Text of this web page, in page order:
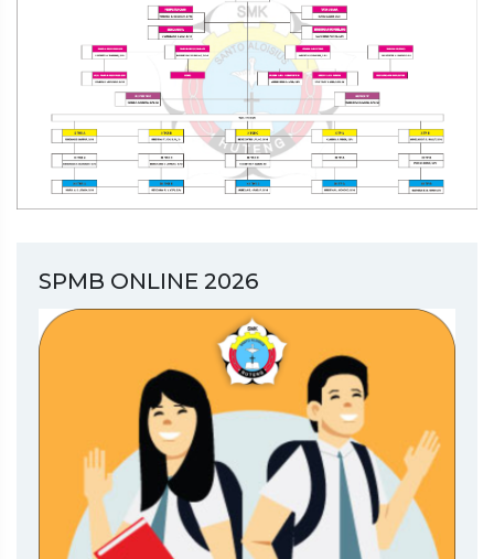
SPMB ONLINE 2026